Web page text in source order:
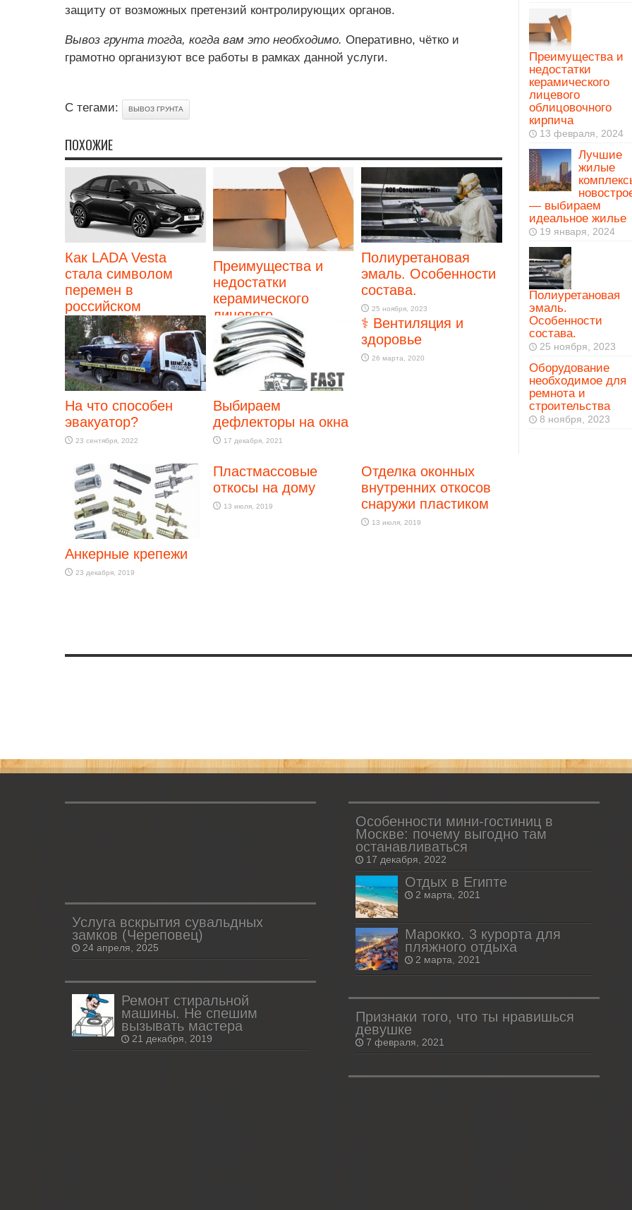
защиту от возможных претензий контролирующих органов.
Вывоз грунта тогда, когда вам это необходимо. Оперативно, чётко и
грамотно организуют все работы в рамках данной услуги.
С тегами: ВЫВОЗ ГРУНТА
ПОХОЖИЕ
Как LADA Vesta
стала символом
перемен в
российском
автопроме
22 января, 2026
Преимущества и
недостатки
керамического
лицевого
облицовочного
кирпича
13 февраля, 2024
Полиуретановая
эмаль. Особенности
состава.
25 ноября, 2023
На что способен
эвакуатор?
23 сентября, 2022
Выбираем
дефлекторы на окна
17 декабря, 2021
⚕️ Вентиляция и
здоровье
26 марта, 2020
Анкерные крепежи
23 декабря, 2019
Пластмассовые
откосы на дому
13 июля, 2019
Отделка оконных
внутренних откосов
снаружи пластиком
13 июля, 2019
Преимущества и
недостатки
керамического
лицевого
облицовочного
кирпича
13 февраля, 2024
Лучшие
жилые
— выбираем
идеальное жилье
19 января, 2024
Полиуретановая
эмаль.
Особенности
состава.
25 ноября, 2023
Оборудование
необходимое для
ремнота и
строительства
8 ноября, 2023
Услуга вскрытия сувальдных
замков (Череповец)
24 апреля, 2025
Ремонт стиральной
машины. Не спешим
вызывать мастера
21 декабря, 2019
Особенности мини-гостиниц в
Москве: почему выгодно там
останавливаться
17 декабря, 2022
Отдых в Египте
2 марта, 2021
Марокко. 3 курорта для
пляжного отдыха
2 марта, 2021
Признаки того, что ты нравишься
девушке
7 февраля, 2021